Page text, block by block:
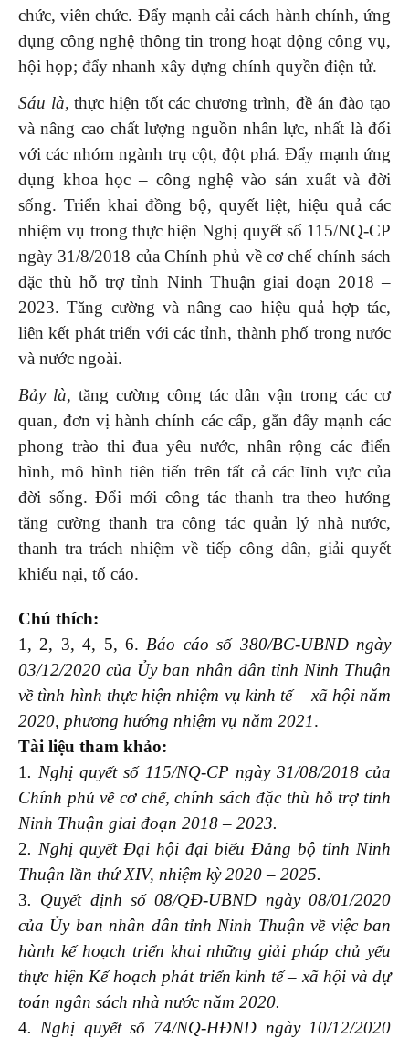
chức, viên chức. Đẩy mạnh cải cách hành chính, ứng
dụng công nghệ thông tin trong hoạt động công vụ,
hội họp; đẩy nhanh xây dựng chính quyền điện tử.
Sáu là, thực hiện tốt các chương trình, đề án đào tạo
và nâng cao chất lượng nguồn nhân lực, nhất là đối
với các nhóm ngành trụ cột, đột phá. Đẩy mạnh ứng
dụng khoa học – công nghệ vào sản xuất và đời
sống. Triển khai đồng bộ, quyết liệt, hiệu quả các
nhiệm vụ trong thực hiện Nghị quyết số 115/NQ-CP
ngày 31/8/2018 của Chính phủ về cơ chế chính sách
đặc thù hỗ trợ tỉnh Ninh Thuận giai đoạn 2018 –
2023. Tăng cường và nâng cao hiệu quả hợp tác,
liên kết phát triển với các tỉnh, thành phố trong nước
và nước ngoài.
Bảy là, tăng cường công tác dân vận trong các cơ
quan, đơn vị hành chính các cấp, gắn đẩy mạnh các
phong trào thi đua yêu nước, nhân rộng các điển
hình, mô hình tiên tiến trên tất cả các lĩnh vực của
đời sống. Đổi mới công tác thanh tra theo hướng
tăng cường thanh tra công tác quản lý nhà nước,
thanh tra trách nhiệm về tiếp công dân, giải quyết
khiếu nại, tố cáo.
Chú thích:
1, 2, 3, 4, 5, 6. Báo cáo số 380/BC-UBND ngày
03/12/2020 của Ủy ban nhân dân tỉnh Ninh Thuận
về tình hình thực hiện nhiệm vụ kinh tế – xã hội năm
2020, phương hướng nhiệm vụ năm 2021.
Tài liệu tham khảo:
1 . Nghị quyết số 115/NQ-CP ngày 31/08/2018 của
Chính phủ về cơ chế, chính sách đặc thù hỗ trợ tỉnh
Ninh Thuận giai đoạn 2018 – 2023.
2. Nghị quyết Đại hội đại biểu Đảng bộ tỉnh Ninh
Thuận lần thứ XIV, nhiệm kỳ 2020 – 2025.
3. Quyết định số 08/QĐ-UBND ngày 08/01/2020
của Ủy ban nhân dân tỉnh Ninh Thuận về việc ban
hành kế hoạch triển khai những giải pháp chủ yếu
thực hiện Kế hoạch phát triển kinh tế – xã hội và dự
toán ngân sách nhà nước năm 2020.
4. Nghị quyết số 74/NQ-HĐND ngày 10/12/2020